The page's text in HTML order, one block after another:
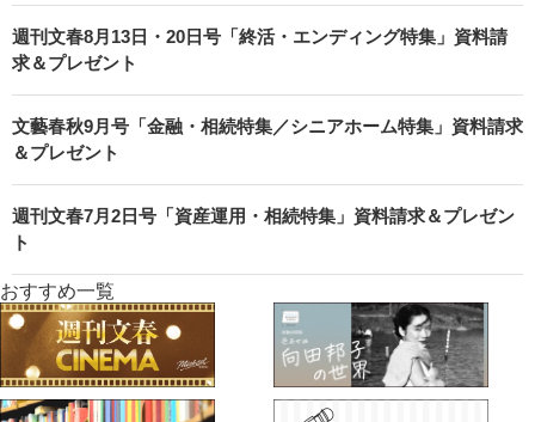
週刊文春8月13日・20日号「終活・エンディング特集」資料請
求＆プレゼント
文藝春秋9月号「金融・相続特集／シニアホーム特集」資料請求
＆プレゼント
週刊文春7月2日号「資産運用・相続特集」資料請求＆プレゼン
ト
おすすめ一覧